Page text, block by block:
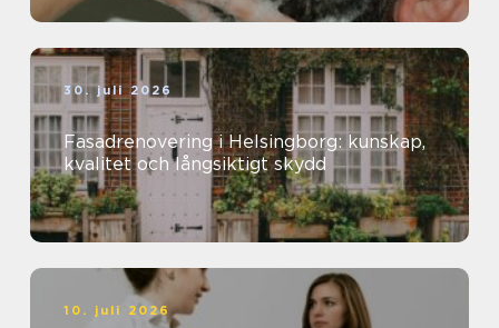
30. juli 2026
Fasadrenovering i Helsingborg: kunskap,
kvalitet och långsiktigt skydd
10. juli 2026